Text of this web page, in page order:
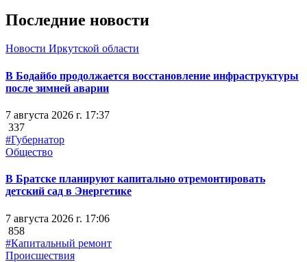
Последние новости
Новости Иркутской области
В Бодайбо продолжается восстановление инфраструктуры
после зимней аварии
7 августа 2026 г. 17:37
337
#Губернатор
Общество
В Братске планируют капитально отремонтировать
детский сад в Энергетике
7 августа 2026 г. 17:06
858
#Капитальный ремонт
Происшествия